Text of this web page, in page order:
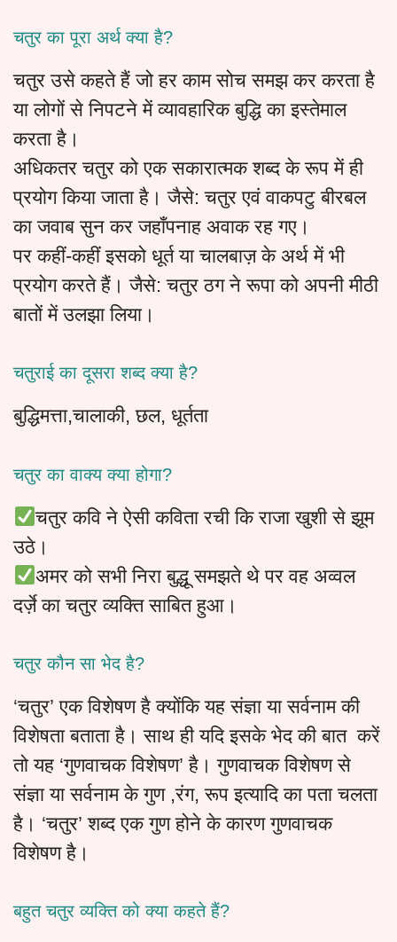
चतुर का पूरा अर्थ क्या है?
चतुर उसे कहते हैं जो हर काम सोच समझ कर करता है
या लोगों से निपटने में व्यावहारिक बुद्धि का इस्तेमाल
करता है।
अधिकतर चतुर को एक सकारात्मक शब्द के रूप में ही
प्रयोग किया जाता है। जैसे: चतुर एवं वाकपटु बीरबल
का जवाब सुन कर जहाँपनाह अवाक रह गए।
पर कहीं-कहीं इसको धूर्त या चालबाज़ के अर्थ में भी
प्रयोग करते हैं। जैसे: चतुर ठग ने रूपा को अपनी मीठी
बातों में उलझा लिया।
चतुराई का दूसरा शब्द क्या है?
बुद्धिमत्ता,चालाकी, छल, धूर्तता
चतुर का वाक्य क्या होगा?
चतुर कवि ने ऐसी कविता रची कि राजा खुशी से झूम
उठे।
अमर को सभी निरा बुद्धू समझते थे पर वह अव्वल
दर्ज़े का चतुर व्यक्ति साबित हुआ।
चतुर कौन सा भेद है?
‘चतुर’ एक विशेषण है क्योंकि यह संज्ञा या सर्वनाम की
विशेषता बताता है। साथ ही यदि इसके भेद की बात करें
तो यह ‘गुणवाचक विशेषण’ है। गुणवाचक विशेषण से
संज्ञा या सर्वनाम के गुण ,रंग, रूप इत्यादि का पता चलता
है। ‘चतुर’ शब्द एक गुण होने के कारण गुणवाचक
विशेषण है।
बहुत चतुर व्यक्ति को क्या कहते हैं?